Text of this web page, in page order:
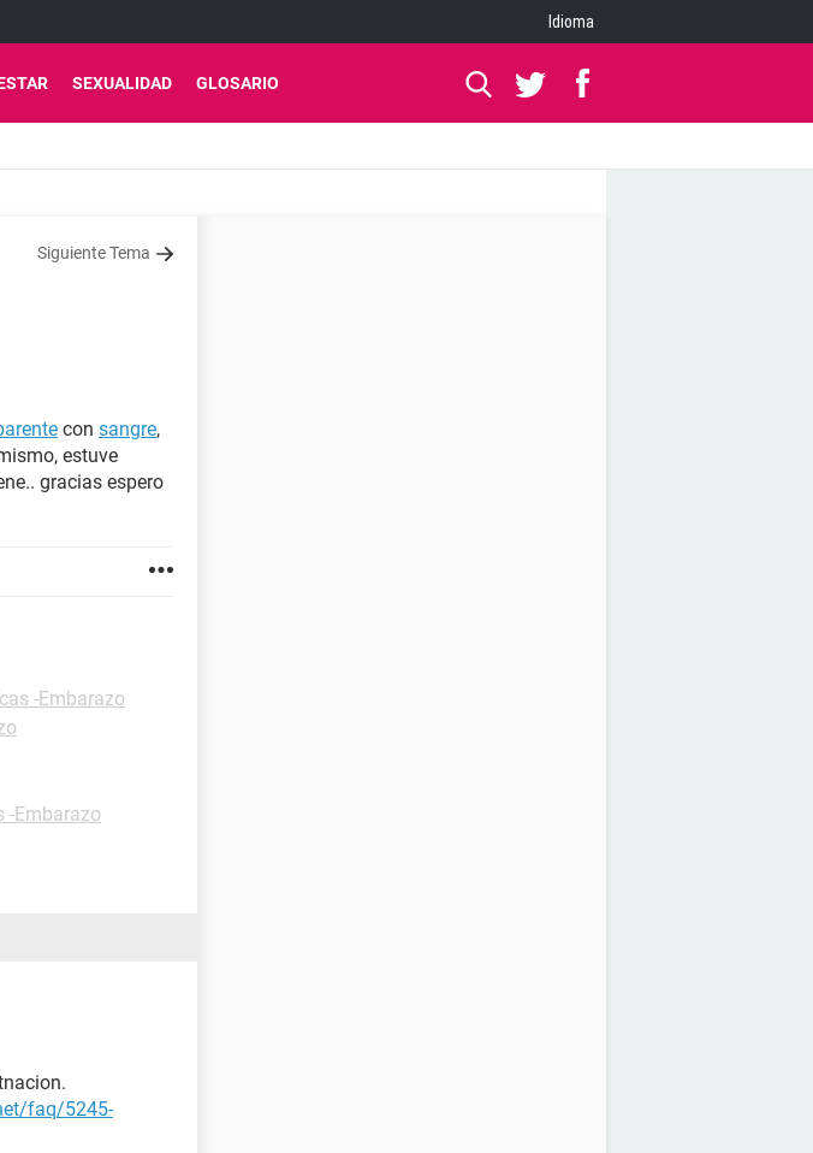
Idioma
SEXUALIDAD GLOSARIO
Siguiente Tema
con sangre,
estuve
gracias espero
-Embarazo
-Embarazo
faq/5245-